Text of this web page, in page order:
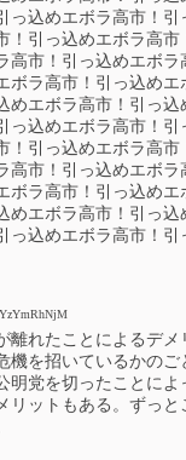
離れたことによるデメ
機を招いているかのご
明党を切ったことに
リットもある。ずっと